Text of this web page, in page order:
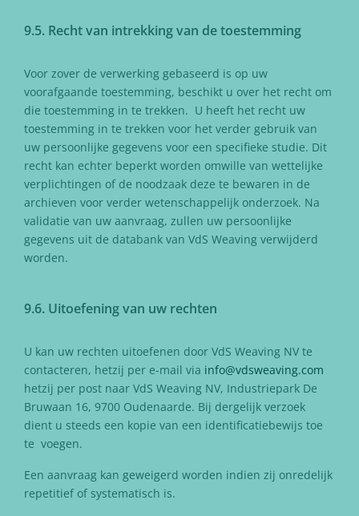
9.5. Recht van intrekking van de toestemming
Voor zover de verwerking gebaseerd is op uw
voorafgaande toestemming, beschikt u over het recht om
die toestemming in te trekken. U heeft het recht uw
toestemming in te trekken voor het verder gebruik van
uw persoonlijke gegevens voor een specifieke studie. Dit
recht kan echter beperkt worden omwille van wettelijke
verplichtingen of de noodzaak deze te bewaren in de
archieven voor verder wetenschappelijk onderzoek. Na
validatie van uw aanvraag, zullen uw persoonlijke
gegevens uit de databank van VdS Weaving verwijderd
worden.
9.6. Uitoefening van uw rechten
U kan uw rechten uitoefenen door VdS Weaving NV te
contacteren, hetzij per e-mail via info@vdsweaving.com
hetzij per post naar VdS Weaving NV, Industriepark De
Bruwaan 16, 9700 Oudenaarde. Bij dergelijk verzoek
dient u steeds een kopie van een identificatiebewijs toe
te voegen.
Een aanvraag kan geweigerd worden indien zij onredelijk
repetitief of systematisch is.